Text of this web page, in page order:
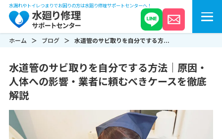
水漏れやトイレつまりでお困りの方は水廻り修理サポートセンターへ！
ホーム ブログ 水道管のサビ取りを自分でする方...
水道管のサビ取りを自分でする方法｜原因・
人体への影響・業者に頼むべきケースを徹底
解説